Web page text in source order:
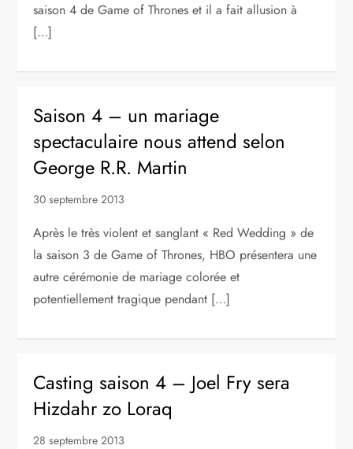
saison 4 de Game of Thrones et il a fait allusion à
[…]
Saison 4 – un mariage
spectaculaire nous attend selon
George R.R. Martin
30 septembre 2013
Après le très violent et sanglant « Red Wedding » de
la saison 3 de Game of Thrones, HBO présentera une
autre cérémonie de mariage colorée et
potentiellement tragique pendant […]
Casting saison 4 – Joel Fry sera
Hizdahr zo Loraq
28 septembre 2013